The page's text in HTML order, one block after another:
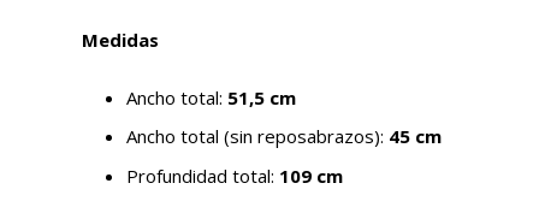
Medidas
Ancho total: 51,5 cm
Ancho total (sin reposabrazos): 45 cm
Profundidad total: 109 cm